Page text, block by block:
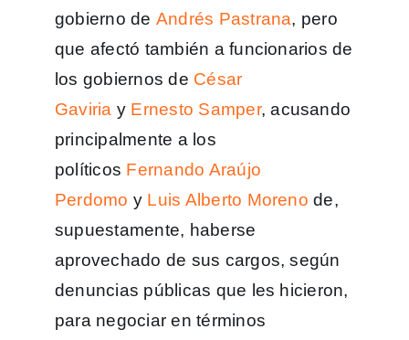
gobierno de Andrés Pastrana, pero
que afectó también a funcionarios de
los gobiernos de César
Gaviria y Ernesto Samper, acusando
principalmente a los
políticos Fernando Araújo
Perdomo y Luis Alberto Moreno de,
supuestamente, haberse
aprovechado de sus cargos, según
denuncias públicas que les hicieron,
para negociar en términos